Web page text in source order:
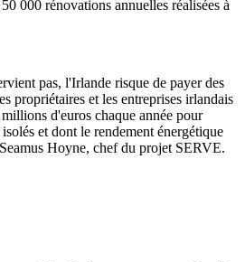
000 rénovations annuelles réalisées à
pas, l'Irlande risque de payer des
propriétaires et les entreprises irlandais
d'euros chaque année pour
et dont le rendement énergétique
Hoyne, chef du projet SERVE.